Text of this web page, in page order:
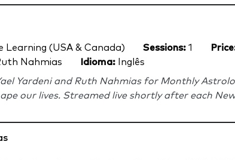
Learning (USA & Canada) Sessions: 1
Nahmias Idioma: Inglês
Yardeni and Ruth Nahmias for Monthly
our lives. Streamed live shortly after each